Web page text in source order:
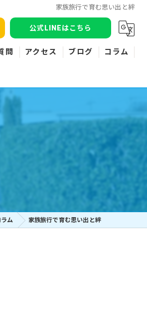
家族旅行で育む思い出と絆
公式LINEはこちら
問 アクセス ブログ コラム
ラム 家族旅行で育む思い出と絆